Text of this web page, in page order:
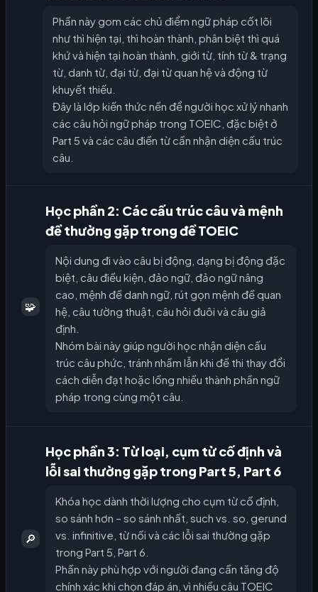
Phần này gom các chủ điểm ngữ pháp cốt lõi
như thì hiện tại, thì hoàn thành, phân biệt thì quá
khứ và hiện tại hoàn thành, giới từ, tính từ & trạng
từ, danh từ, đại từ, đại từ quan hệ và động từ
khuyết thiếu.
Đây là lớp kiến thức nền để người học xử lý nhanh
các câu hỏi ngữ pháp trong TOEIC, đặc biệt ở
Part 5 và các câu điền từ cần nhận diện cấu trúc
câu.
🧩
Học phần 2: Các cấu trúc câu và mệnh
đề thường gặp trong đề TOEIC
Nội dung đi vào câu bị động, dạng bị động đặc
biệt, câu điều kiện, đảo ngữ, đảo ngữ nâng
cao, mệnh đề danh ngữ, rút gọn mệnh đề quan
hệ, câu tường thuật, câu hỏi đuôi và câu giả
định.
Nhóm bài này giúp người học nhận diện cấu
trúc câu phức, tránh nhầm lẫn khi đề thi thay đổi
cách diễn đạt hoặc lồng nhiều thành phần ngữ
pháp trong cùng một câu.
🔎
Học phần 3: Từ loại, cụm từ cố định và
lỗi sai thường gặp trong Part 5, Part 6
Khóa học dành thời lượng cho cụm từ cố định,
so sánh hơn – so sánh nhất, such vs. so, gerund
vs. infinitive, từ nối và các lỗi sai thường gặp
trong Part 5, Part 6.
Phần này phù hợp với người đang cần tăng độ
chính xác khi chọn đáp án, vì nhiều câu TOEIC